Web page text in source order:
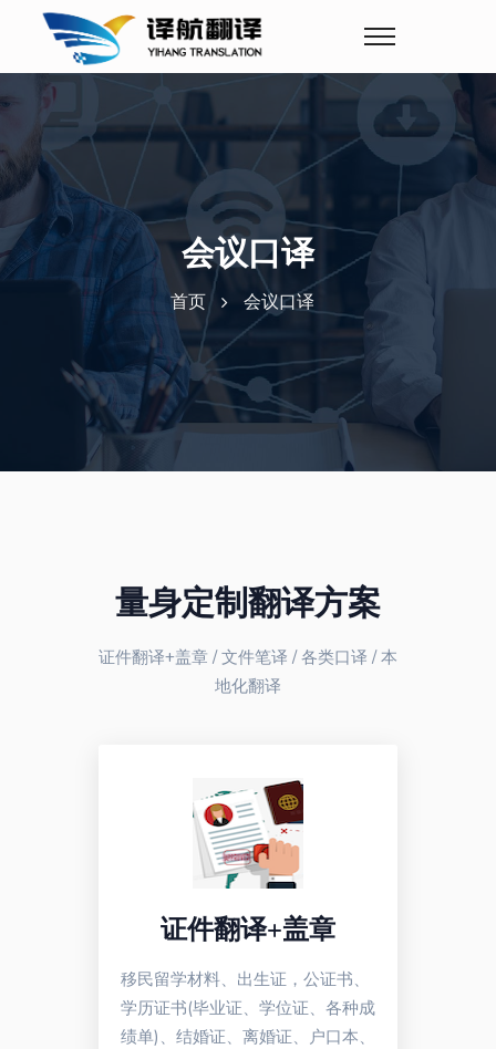
会议口译
首页 会议口译
量身定制翻译方案
证件翻译+盖章 / 文件笔译 / 各类口译 / 本
地化翻译
证件翻译+盖章
移民留学材料、出生证，公证书、
学历证书(毕业证、学位证、各种成
绩单)、结婚证、离婚证、户口本、